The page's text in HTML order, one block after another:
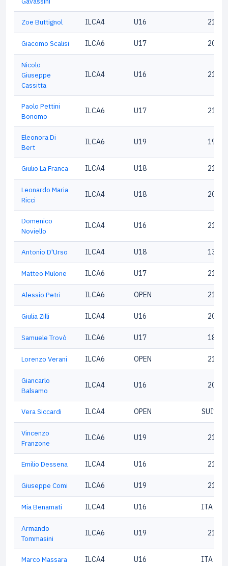
Zoe Buttignol ILCA4 U16
Giacomo Scalisi ILCA6 U17
Nicolo
Giuseppe
Cassitta
ILCA4 U16
Paolo Pettini
Bonomo
ILCA6 U17
Eleonora Di
Bert
ILCA6 U19
Giulio La Franca ILCA4 U18
Leonardo Maria
Ricci
ILCA4 U18
Domenico
Noviello
ILCA4 U16
Antonio D'Urso ILCA4 U18
Matteo Mulone ILCA6 U17
Alessio Petri ILCA6 OPEN
Giulia Zilli ILCA4 U16
Samuele Trovò ILCA6 U17
Lorenzo Verani ILCA6 OPEN
Giancarlo
Balsamo
ILCA4 U16
Vera Siccardi ILCA4 OPEN
Vincenzo
Franzone
ILCA6 U19
Emilio Dessena ILCA4 U16
Giuseppe Comi ILCA6 U19
Mia Benamati ILCA4 U16 ITA
Armando
Tommasini
ILCA6 U19
Marco Massara ILCA4 U16 ITA